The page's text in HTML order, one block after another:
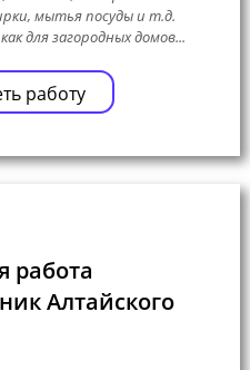
мытья посуды и т.д.
для загородных домов...
работу
работа
Алтайского